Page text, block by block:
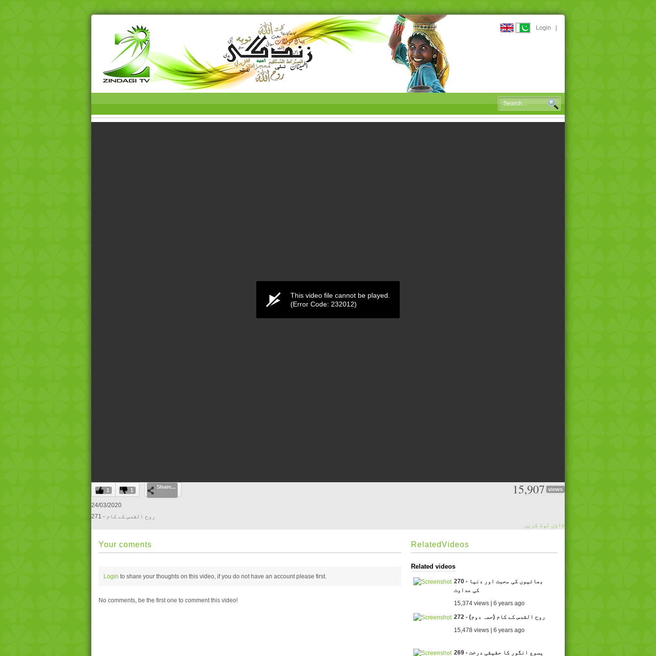
Login
0
seconds
of
0
0%
This video file cannot be played.
(Error Code: 232012)
1 1
Share... 15,907 views
24/03/2020
271 - روح القدس کے کام
ڈاؤن لوڈ کریں
Your coments
Login to share your thoughts on this video, if you do not have an account please first.
No comments, be the first one to comment this video!
RelatedVideos
Related videos
270 - بھائیوں کی محبت اور دنیا
کی عداوت
15,374 views | 6 years ago
272 - روح القدس کے کام (حصہ دوم)
15,478 views | 6 years ago
269 - یسوع انگور کا حقیقی درخت